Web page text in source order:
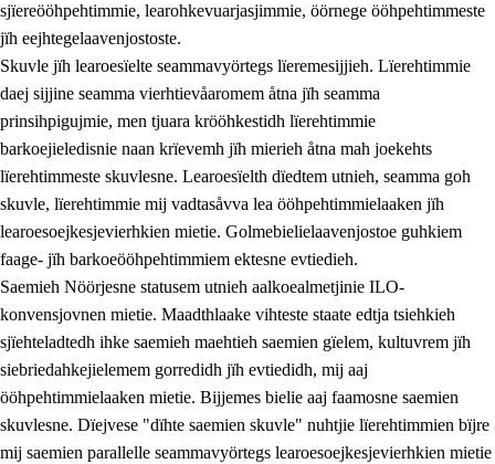
sjïereööhpehtimmie, learohkevuarjasjimmie, öörnege ööhpehtimmeste
jïh eejhtegelaavenjostoste.
Skuvle jïh learoesïelte seammavyörtegs lïeremesijjieh. Lïerehtimmie
daej sijjine seamma vierhtievåaromem åtna jïh seamma
prinsihpigujmie, men tjuara krööhkestidh lïerehtimmie
barkoejieledisnie naan krïevemh jïh mierieh åtna mah joekehts
lïerehtimmeste skuvlesne. Learoesïelth dïedtem utnieh, seamma goh
skuvle, lïerehtimmie mij vadtasåvva lea ööhpehtimmielaaken jïh
learoesoejkesjevierhkien mietie. Golmebielielaavenjostoe guhkiem
faage- jïh barkoeööhpehtimmiem ektesne evtiedieh.
Saemieh Nöörjesne statusem utnieh aalkoealmetjinie ILO-
konvensjovnen mietie. Maadthlaake vihteste staate edtja tsiehkieh
sjïehteladtedh ihke saemieh maehtieh saemien gïelem, kultuvrem jïh
siebriedahkejielemem gorredidh jïh evtiedidh, mij aaj
ööhpehtimmielaaken mietie. Bijjemes bielie aaj faamosne saemien
skuvlesne. Dïejvese "dïhte saemien skuvle" nuhtjie lïerehtimmien bïjre
mij saemien parallelle seammavyörtegs learoesoejkesjevierhkien mietie